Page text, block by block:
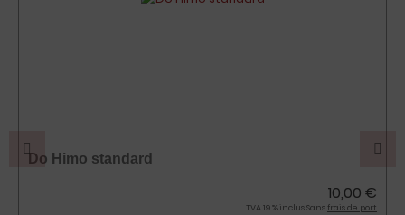
Do Himo standard
10,00 €
TVA 19 % inclus Sans frais de port